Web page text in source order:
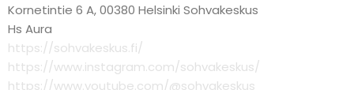
Kornetintie 6 A, 00380 Helsinki Sohvakeskus
Hs Aura
https://sohvakeskus.fi/
https://www.instagram.com/sohvakeskus/
https://www.youtube.com/@sohvakeskus